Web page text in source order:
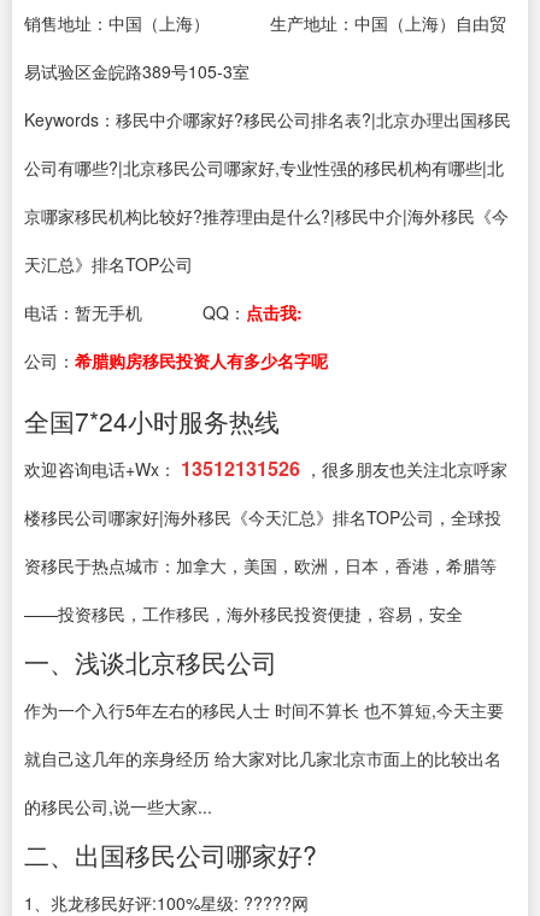
销售地址：中国（上海）
生产地址：中国（上海）自由贸
易试验区金皖路389号105-3室
Keywords：移民中介哪家好?移民公司排名表?|北京办理出国移民
公司有哪些?|北京移民公司哪家好,专业性强的移民机构有哪些|北
京哪家移民机构比较好?推荐理由是什么?|移民中介|海外移民《今
天汇总》排名TOP公司
电话： 暂无手机 QQ： 点击我:
公司： 希腊购房移民投资人有多少名字呢
全国7*24小时服务热线
欢迎咨询电话+Wx： 13512131526 ，很多朋友也关注北京呼家
楼移民公司哪家好|海外移民《今天汇总》排名TOP公司，全球投
资移民于热点城市：加拿大，美国，欧洲，日本，香港，希腊等
——投资移民，工作移民，海外移民投资便捷，容易，安全
一、浅谈北京移民公司
作为一个入行5年左右的移民人士 时间不算长 也不算短,今天主要
就自己这几年的亲身经历 给大家对比几家北京市面上的比较出名
的移民公司,说一些大家...
二、出国移民公司哪家好?
1、兆龙移民好评:100%星级: ?????网